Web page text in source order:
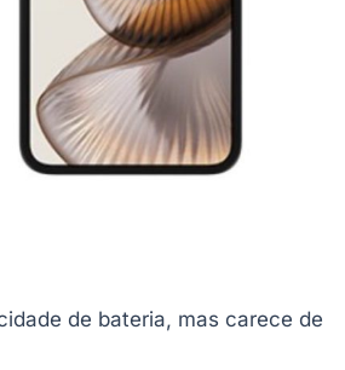
de bateria, mas carece de